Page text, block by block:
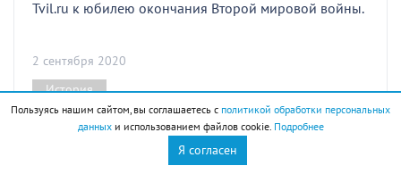
2 сентября 2020
Tvil.ru к юбилею окончания Второй мировой войны.
История
Пользуясь нашим сайтом, вы соглашаетесь с политикой обработки персональных
данныхи использованием файлов cookie. Подробнее
Я согласен